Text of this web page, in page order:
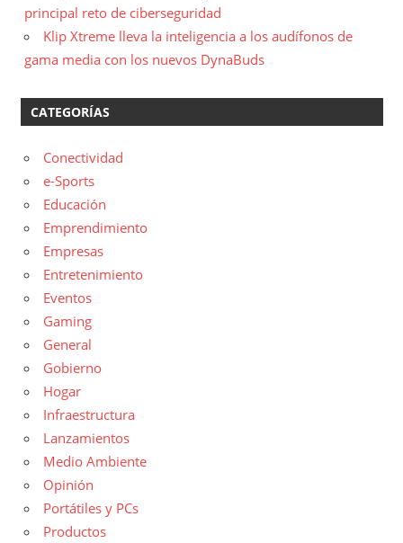
principal reto de ciberseguridad
Klip Xtreme lleva la inteligencia a los audífonos de
gama media con los nuevos DynaBuds
CATEGORÍAS
Conectividad
e-Sports
Educación
Emprendimiento
Empresas
Entretenimiento
Eventos
Gaming
General
Gobierno
Hogar
Infraestructura
Lanzamientos
Medio Ambiente
Opinión
Portátiles y PCs
Productos